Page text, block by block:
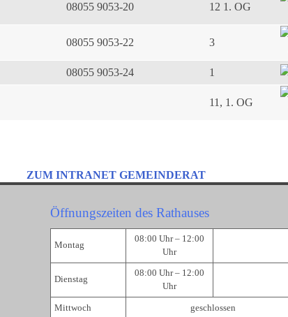
08055 9053-20 12 1. OG
08055 9053-22 3
08055 9053-24 1
11, 1. OG
ZUM INTRANET GEMEINDERAT
Öffnungszeiten des Rathauses
Montag
08:00 Uhr – 12:00
Uhr
Dienstag
08:00 Uhr – 12:00
Uhr
Mittwoch geschlossen